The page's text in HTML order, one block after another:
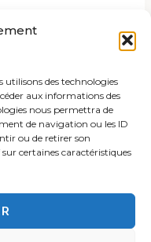
utilisons des technologies
aux informations des
nous permettra de
de navigation ou les ID
ou de retirer son
certaines caractéristiques